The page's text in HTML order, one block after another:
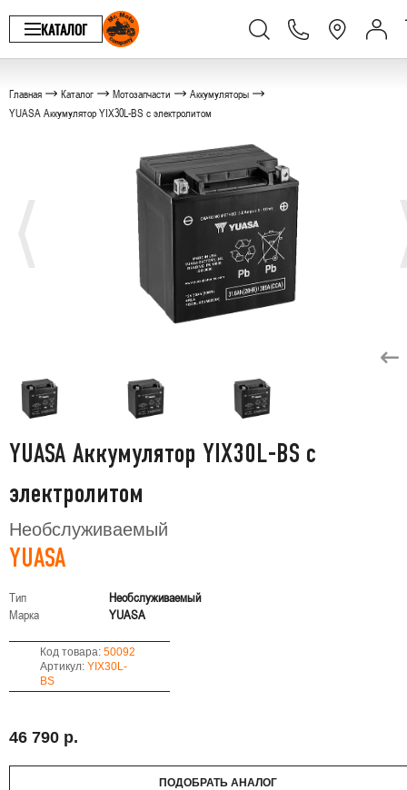
КАТАЛОГ
Главная Каталог Мотозапчасти
Аккумуляторы
YUASA Аккумулятор YIX30L-BS с электролитом
YUASA Аккумулятор YIX30L-BS с
электролитом
Необслуживаемый
YUASA
Тип
Необслуживаемый
Марка
YUASA
Код товара: 50092
Артикул: YIX30L-
BS
46 790 р.
ПОДОБРАТЬ АНАЛОГ